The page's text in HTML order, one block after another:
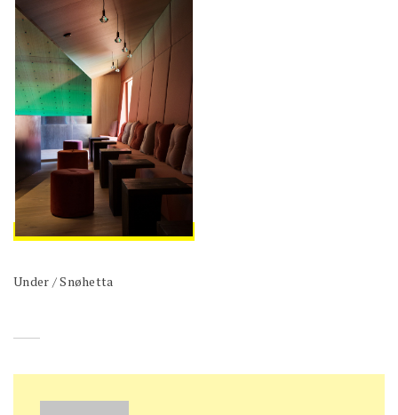
Under / Snøhetta